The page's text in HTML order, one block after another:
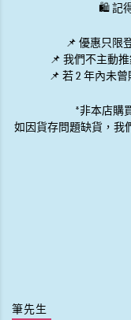
🛍️ 記
📌 優惠只限
📌 我們不主動推
📌 若 2 年內未
*非本店購
如因貨存問題缺貨，我
筆先生